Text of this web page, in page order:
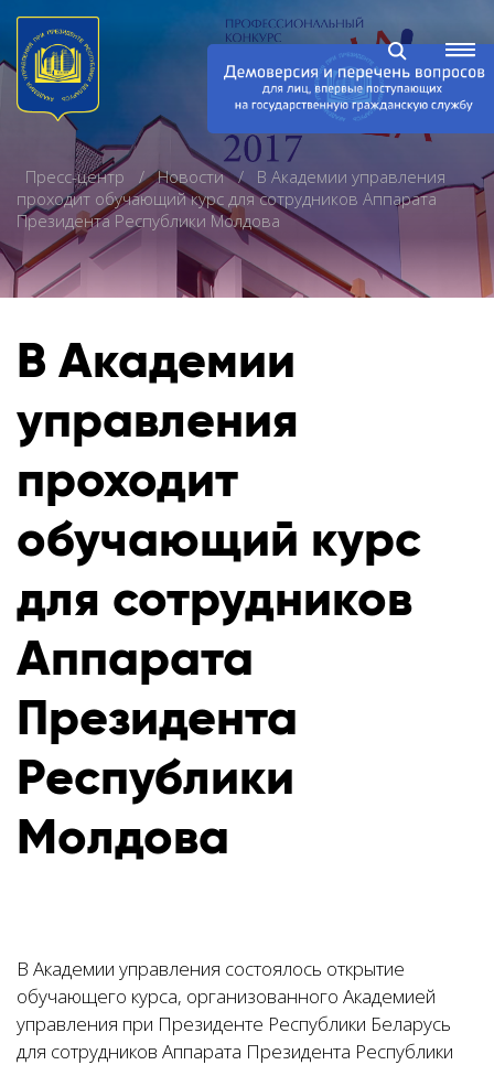
Пресс-центр Новости
В Академии управления
проходит обучающий курс для сотрудников Аппарата
Президента Республики Молдова
В Академии
управления
проходит
обучающий курс
для сотрудников
Аппарата
Президента
Республики
Молдова
В Академии управления состоялось открытие
обучающего курса, организованного Академией
управления при Президенте Республики Беларусь
для сотрудников Аппарата Президента Республики